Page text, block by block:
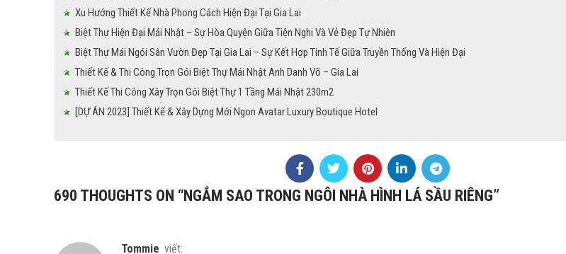
Xu Hướng Thiết Kế Nhà Phong Cách Hiện Đại Tại Gia Lai
Biệt Thự Hiện Đại Mái Nhật – Sự Hòa Quyện Giữa Tiện Nghi Và Vẻ Đẹp Tự Nhiên
Biệt Thự Mái Ngói Sân Vườn Đẹp Tại Gia Lai – Sự Kết Hợp Tinh Tế Giữa Truyền Thống Và Hiện Đại
Thiết Kế & Thi Công Trọn Gói Biệt Thự Mái Nhật Anh Danh Võ – Gia Lai
Thiết Kế Thi Công Xây Trọn Gói Biệt Thự 1 Tầng Mái Nhật 230m2
[DỰ ÁN 2023] Thiết Kế & Xây Dựng Mới Ngon Avatar Luxury Boutique Hotel
690 THOUGHTS ON “NGẮM SAO TRONG NGÔI NHÀ HÌNH LÁ SẦU RIÊNG”
Tommie viết: